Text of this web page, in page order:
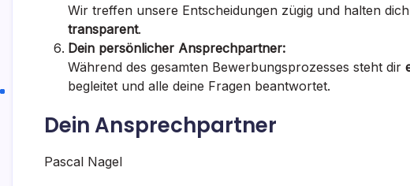
Wir treffen unsere Entscheidungen zügig und halten
transparent.
Dein persönlicher Ansprechpartner:
Während des gesamten Bewerbungsprozesses steht dir
begleitet und alle deine Fragen beantwortet.
Dein Ansprechpartner
Pascal Nagel